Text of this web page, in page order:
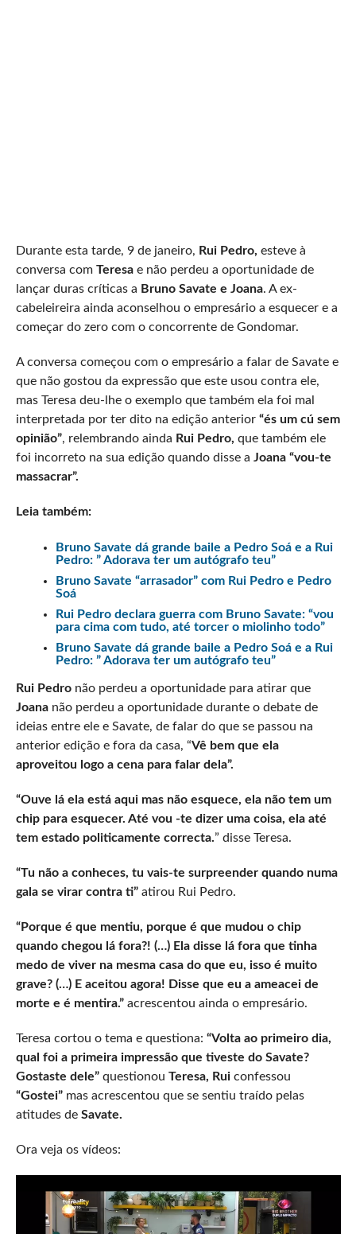
Durante esta tarde, 9 de janeiro, Rui Pedro, esteve à
conversa comTeresa e não perdeu a oportunidade de
lançar duras críticas a Bruno Savate e Joana. A ex-
cabeleireira ainda aconselhou o empresário a esquecer e a
começar do zero com o concorrente de Gondomar.
A conversa começou com o empresário a falar de Savate e
que não gostou da expressão que este usou contra ele,
mas Teresa deu-lhe o exemplo que também ela foi mal
interpretada por ter dito na edição anterior “és um cú sem
opinião”, relembrando ainda Rui Pedro, que também ele
foi incorreto na sua edição quando disse a Joana “vou-te
massacrar”.
Leia também:
Bruno Savate dá grande baile a Pedro Soá e a Rui
Pedro: ” Adorava ter um autógrafo teu”
Bruno Savate “arrasador” com Rui Pedro e Pedro
Soá
Rui Pedro declara guerra com Bruno Savate: “vou
para cima com tudo, até torcer o miolinho todo”
Bruno Savate dá grande baile a Pedro Soá e a Rui
Pedro: ” Adorava ter um autógrafo teu”
Rui Pedro não perdeu a oportunidade para atirar que
Joana não perdeu a oportunidade durante o debate de
ideias entre ele e Savate, de falar do que se passou na
anterior edição e fora da casa, “Vê bem que ela
aproveitou logo a cena para falar dela”.
“Ouve lá ela está aqui mas não esquece, ela não tem um
chip para esquecer. Até vou -te dizer uma coisa, ela até
tem estado politicamente correcta.” disse Teresa.
“Tu não a conheces, tu vais-te surpreender quando numa
gala se virar contra ti”atirou Rui Pedro.
“Porque é que mentiu, porque é que mudou o chip
quando chegou lá fora?! (…) Ela disse lá fora que tinha
medo de viver na mesma casa do que eu, isso é muito
grave? (…) E aceitou agora! Disse que eu a ameacei de
morte e é mentira.”acrescentou ainda o empresário.
Teresa cortou o tema e questiona: “Volta ao primeiro dia,
qual foi a primeira impressão que tiveste do Savate?
Gostaste dele”questionou Teresa, Ruiconfessou
“Gostei”mas acrescentou que se sentiu traído pelas
atitudes de Savate.
Ora veja os vídeos: